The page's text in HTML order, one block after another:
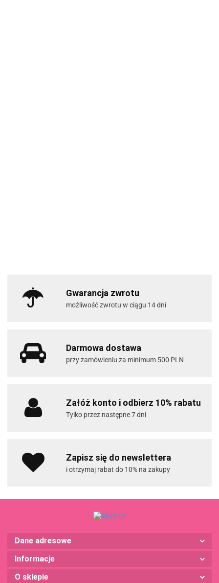
Gwarancja zwrotu
możliwość zwrotu w ciągu 14 dni
Darmowa dostawa
przy zamówieniu za minimum 500 PLN
Załóż konto i odbierz 10% rabatu
Tylko przez następne 7 dni
Zapisz się do newslettera
i otrzymaj rabat do 10% na zakupy
Dane adresowe
Informacje
O sklepie